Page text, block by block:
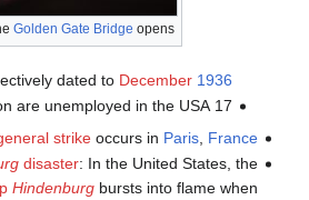
Golden Gate Bridge opens.
dated to December 1936
17 million are unemployed in the USA.
strikeoccurs in Paris, France
disaster: In the United States, the
Hindenburgbursts into flame when